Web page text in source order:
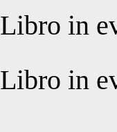
Libro in
Libro in